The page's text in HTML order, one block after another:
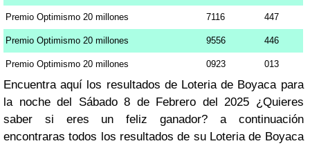
Premio Optimismo 20 millones 7116 447
Premio Optimismo 20 millones 9556 446
Premio Optimismo 20 millones 0923 013
Encuentra aquí los resultados de Loteria de Boyaca para
la noche del Sábado 8 de Febrero del 2025 ¿Quieres
saber si eres un feliz ganador? a continuación
encontraras todos los resultados de su Loteria de Boyaca